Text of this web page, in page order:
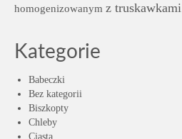
homogenizowanym z truskawkami
Kategorie
Babeczki
Bez kategorii
Biszkopty
Chleby
Ciasta